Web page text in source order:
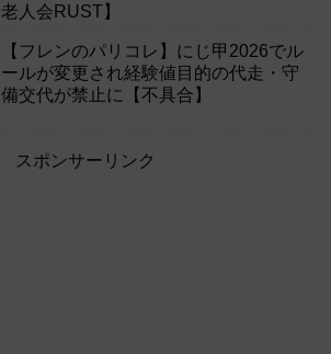
老人会RUST】
【フレンのパリコレ】にじ甲2026でル
ールが変更され経験値目的の代走・守
備交代が禁止に【不具合】
スポンサーリンク